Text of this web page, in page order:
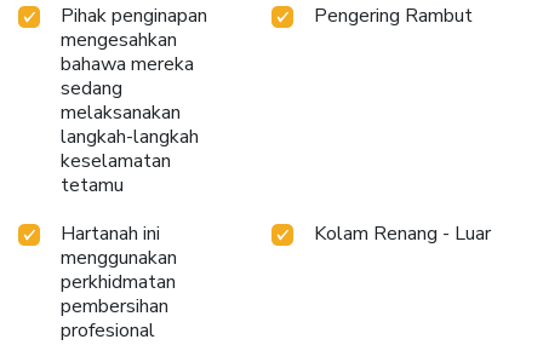
Pihak penginapan
mengesahkan
bahawa mereka
sedang
melaksanakan
langkah-langkah
keselamatan
tetamu
Pengering Rambut
Hartanah ini
menggunakan
perkhidmatan
pembersihan
profesional
Kolam Renang - Luar